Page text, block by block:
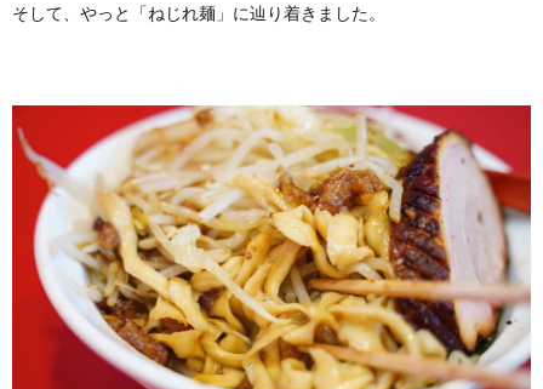
そして、やっと「ねじれ麺」に辿り着きました。